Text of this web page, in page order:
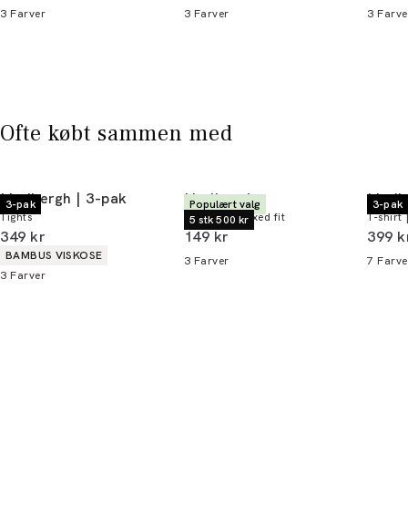
3 Farver 3 Farver 3
Ofte købt sammen med
3-pak
Lindbergh | 3-pak
Tights
I alt (inkl. rabat)
349 kr
Produkt egenskaber
BAMBUS VISKOSE
3 Farver
Populært valg
5 stk 500 kr
Lindbergh
T-shirt | Relaxed fit
I alt (inkl. rabat)
149 kr
3 Farver
3-pak
T-shirt
I alt
399
7